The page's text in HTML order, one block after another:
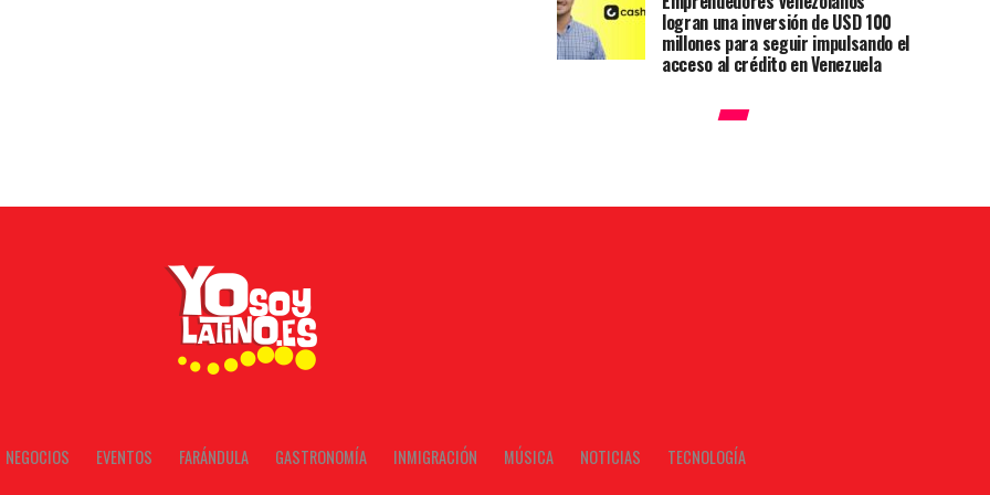
logran una inversión de USD 100
millones para seguir impulsando el
acceso al crédito en Venezuela
NEGOCIOS EVENTOS FARÁNDULA GASTRONOMÍA INMIGRACIÓN MÚSICA NOTICIAS TECNOLOGÍA